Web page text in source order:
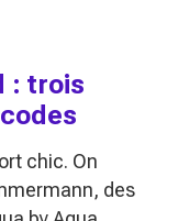
: trois
chic. On
des